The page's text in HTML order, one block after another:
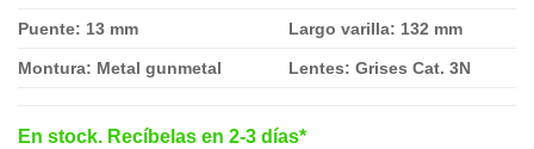
Puente: 13 mm Largo varilla: 132 mm
Montura: Metal gunmetal Lentes: Grises Cat. 3N
En stock. Recíbelas en 2-3 días*